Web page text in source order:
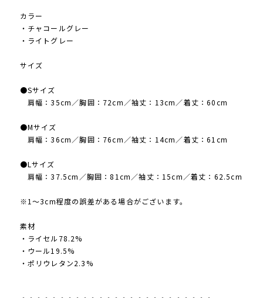
カラー
・チャコールグレー
・ライトグレー
サイズ
●Sサイズ
肩幅：35cm／胸囲：72cm／袖丈：13cm／着丈：60cm
●Mサイズ
肩幅：36cm／胸囲：76cm／袖丈：14cm／着丈：61cm
●Lサイズ
肩幅：37.5cm／胸囲：81cm／袖丈：15cm／着丈：62.5cm
※1〜3cm程度の誤差がある場合がございます。
素材
・ライセル78.2%
・ウール19.5%
・ポリウレタン2.3%